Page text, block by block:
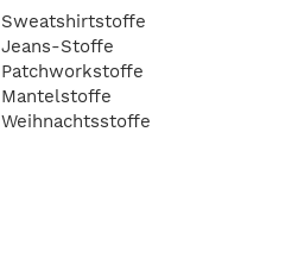
Sweatshirtstoffe
Jeans-Stoffe
Patchworkstoffe
Mantelstoffe
Weihnachtsstoffe